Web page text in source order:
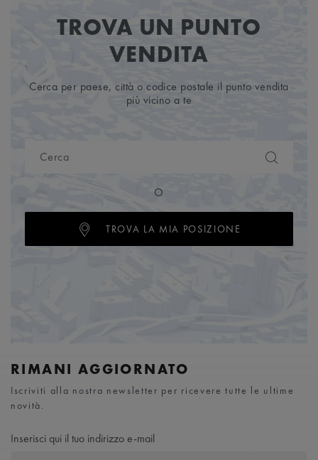
TROVA UN PUNTO
VENDITA
Cerca per paese, città o codice postale il punto vendita
più vicino a te
O
TROVA LA MIA POSIZIONE
RIMANI AGGIORNATO
Iscriviti alla nostra newsletter per ricevere tutte le ultime
novità.
Inserisci qui il tuo indirizzo e-mail